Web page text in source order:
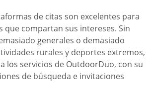
de citas son excelentes para
que compartan sus intereses. Sin
generales o demasiado
rurales y deportes extremos,
los servicios de OutdoorDuo, con su
de búsqueda e invitaciones